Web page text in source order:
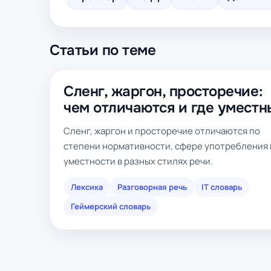
Статьи по теме
Сленг, жаргон, просторечие:
чем отличаются и где
Сленг, жаргон и просторечие отличаются по
степени нормативности, сфере употребления
уместности в разных стилях речи.
Лексика Разговорная речь
IT словарь
Геймерский словарь